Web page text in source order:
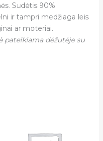
Sudėtis 90%
ir tampri medžiaga leis
ar moteriai.
pateikiama dėžutėje su